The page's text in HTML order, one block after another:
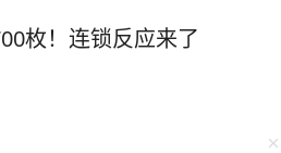
枚！连锁反应来了